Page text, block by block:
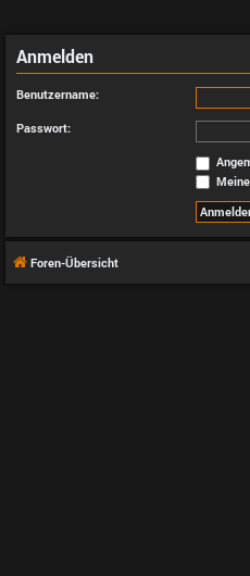
Anmelden
Benutzername:
Passwort:
Foren-Übersicht